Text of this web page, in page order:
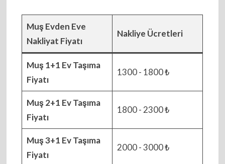
Muş Evden Eve
Nakliyat Fiyatı
Nakliye Ücretleri
Muş 1+1 Ev Taşıma
Fiyatı
1300 - 1800 ₺
Muş 2+1 Ev Taşıma
Fiyatı
1800 - 2300 ₺
Muş 3+1 Ev Taşıma
Fiyatı
2000 - 3000 ₺